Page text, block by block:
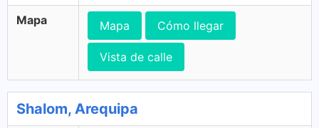
Mapa Mapa Cómo llegar
Vista de calle
Shalom, Arequipa